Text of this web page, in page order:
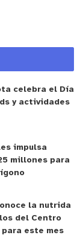
celebra el Día
y actividades
impulsa
millones para
la nutrida
del Centro
este mes